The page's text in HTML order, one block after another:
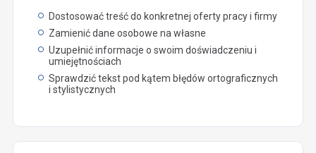
Dostosować treść do konkretnej oferty pracy i firmy
Zamienić dane osobowe na własne
Uzupełnić informacje o swoim doświadczeniu i
umiejętnościach
Sprawdzić tekst pod kątem błędów ortograficznych
i stylistycznych